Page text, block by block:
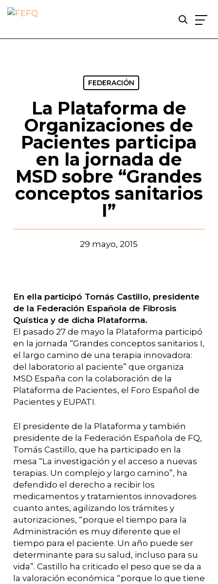
FEDERACIÓN
La Plataforma de
Organizaciones de
Pacientes participa
en la jornada de
MSD sobre “Grandes
conceptos sanitarios
I”
29 mayo, 2015
En ella participó Tomás Castillo, presidente
de la Federación Española de Fibrosis
Quística y de dicha Plataforma.
El pasado 27 de mayo la Plataforma participó
en la jornada “Grandes conceptos sanitarios I,
el largo camino de una terapia innovadora:
del laboratorio al paciente” que organiza
MSD España con la colaboración de la
Plataforma de Pacientes, el Foro Español de
Pacientes y EUPATI.
El presidente de la Plataforma y también
presidente de la Federación Española de FQ,
Tomás Castillo, que ha participado en la
mesa “La investigación y el acceso a nuevas
terapias. Un complejo y largo camino”, ha
defendido el derecho a recibir los
medicamentos y tratamientos innovadores
cuanto antes, agilizando los trámites y
autorizaciones, “porque el tiempo para la
Administración es muy diferente que el
tiempo para el paciente. Un año puede ser
determinante para su salud, incluso para su
vida”. Castillo ha criticado el peso que se da a
la valoración económica “porque lo que tiene